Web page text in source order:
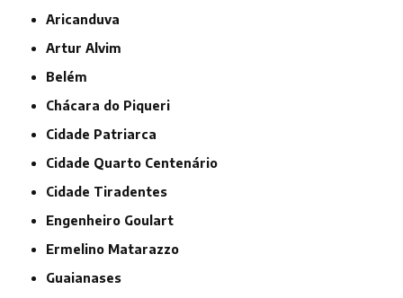
Aricanduva
Artur Alvim
Belém
Chácara do Piqueri
Cidade Patriarca
Cidade Quarto Centenário
Cidade Tiradentes
Engenheiro Goulart
Ermelino Matarazzo
Guaianases